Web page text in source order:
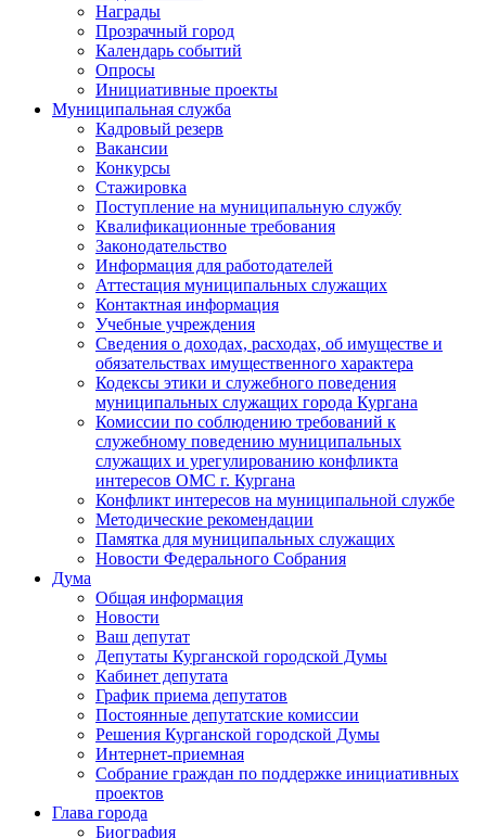
Награды
Прозрачный город
Календарь событий
Опросы
Инициативные проекты
Муниципальная служба
Кадровый резерв
Вакансии
Конкурсы
Стажировка
Поступление на муниципальную службу
Квалификационные требования
Законодательство
Информация для работодателей
Аттестация муниципальных служащих
Контактная информация
Учебные учреждения
Сведения о доходах, расходах, об имуществе и
обязательствах имущественного характера
Кодексы этики и служебного поведения
муниципальных служащих города Кургана
Комиссии по соблюдению требований к
служебному поведению муниципальных
служащих и урегулированию конфликта
интересов ОМС г. Кургана
Конфликт интересов на муниципальной службе
Методические рекомендации
Памятка для муниципальных служащих
Новости Федерального Cобрания
Дума
Общая информация
Новости
Ваш депутат
Депутаты Курганской городской Думы
Кабинет депутата
График приема депутатов
Постоянные депутатские комиссии
Решения Курганской городской Думы
Интернет-приемная
Собрание граждан по поддержке инициативных
проектов
Глава города
Биография